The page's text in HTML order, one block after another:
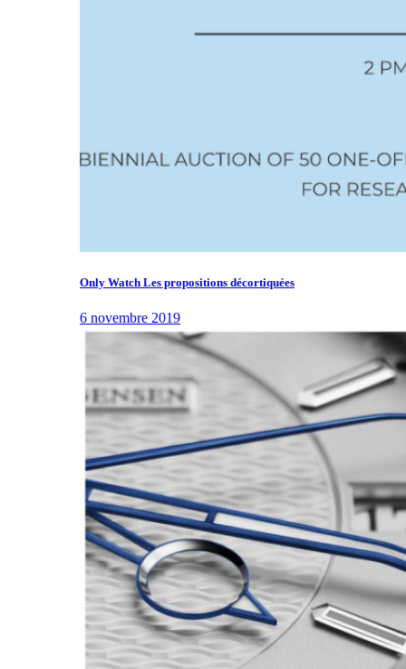
Only Watch Les propositions décortiquées
6 novembre 2019